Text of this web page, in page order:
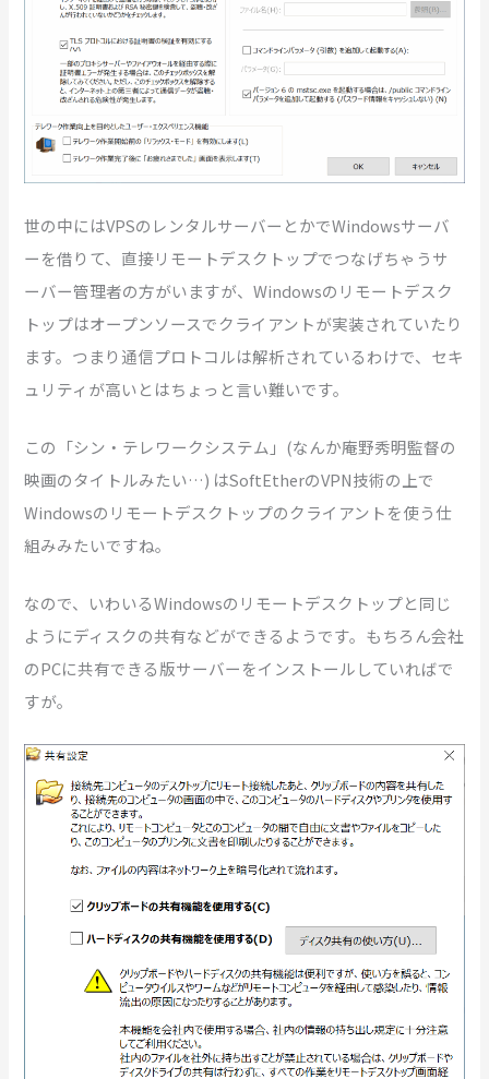
世の中にはVPSのレンタルサーバーとかでWindowsサーバ
ーを借りて、直接リモートデスクトップでつなげちゃうサ
ーバー管理者の方がいますが、Windowsのリモートデスク
トップはオープンソースでクライアントが実装されていたり
ます。つまり通信プロトコルは解析されているわけで、セキ
ュリティが高いとはちょっと言い難いです。
この「シン・テレワークシステム」(なんか庵野秀明監督の
映画のタイトルみたい…) はSoftEtherのVPN技術の上で
Windowsのリモートデスクトップのクライアントを使う仕
組みみたいですね。
なので、いわいるWindowsのリモートデスクトップと同じ
ようにディスクの共有などができるようです。もちろん会社
のPCに共有できる版サーバーをインストールしていればで
すが。